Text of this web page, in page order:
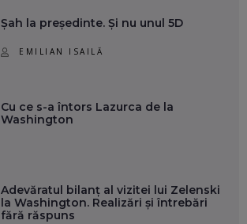
Șah la președinte. Și nu unul 5D
EMILIAN ISAILĂ
Cu ce s-a întors Lazurca de la
Washington
Adevăratul bilanț al vizitei lui Zelenski
la Washington. Realizări și întrebări
fără răspuns